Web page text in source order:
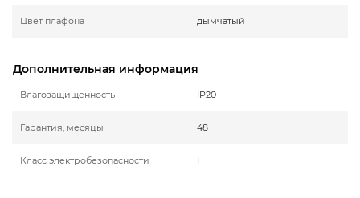
Цвет плафона дымчатый
Дополнительная информация
Влагозащищенность IP20
Гарантия, месяцы 48
Класс электробезопасности I